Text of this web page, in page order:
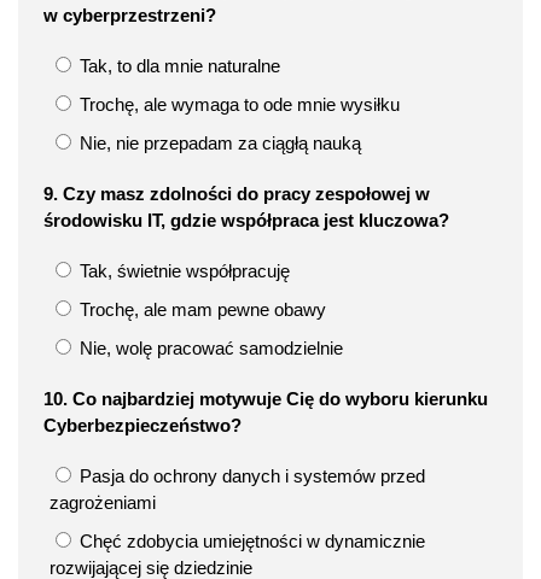
w cyberprzestrzeni?
Tak, to dla mnie naturalne
Trochę, ale wymaga to ode mnie wysiłku
Nie, nie przepadam za ciągłą nauką
9. Czy masz zdolności do pracy zespołowej w
środowisku IT, gdzie współpraca jest kluczowa?
Tak, świetnie współpracuję
Trochę, ale mam pewne obawy
Nie, wolę pracować samodzielnie
10. Co najbardziej motywuje Cię do wyboru kierunku
Cyberbezpieczeństwo?
Pasja do ochrony danych i systemów przed
zagrożeniami
Chęć zdobycia umiejętności w dynamicznie
rozwijającej się dziedzinie